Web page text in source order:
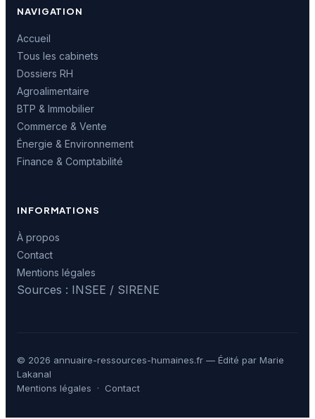
NAVIGATION
Accueil
Tous les cabinets
Dossiers RH
Agroalimentaire
BTP & Immobilier
Commerce & Vente
Énergie & Environnement
Finance & Comptabilité
INFORMATIONS
À propos
Contact
Mentions légales
Sources : INSEE / SIRENE
© 2026 annuaire-ressources-humaines.fr — Édité par Marie
Lakanal
Mentions légales · Contact